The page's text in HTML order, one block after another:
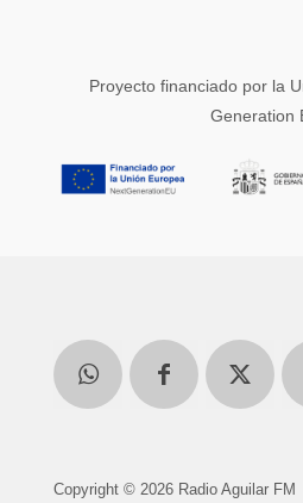
Proyecto financiado por la
Generation
Copyright © 2026 Radio Aguilar FM